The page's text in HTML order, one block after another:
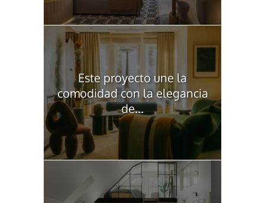
Este proyecto une la
comodidad con la elegancia
de...